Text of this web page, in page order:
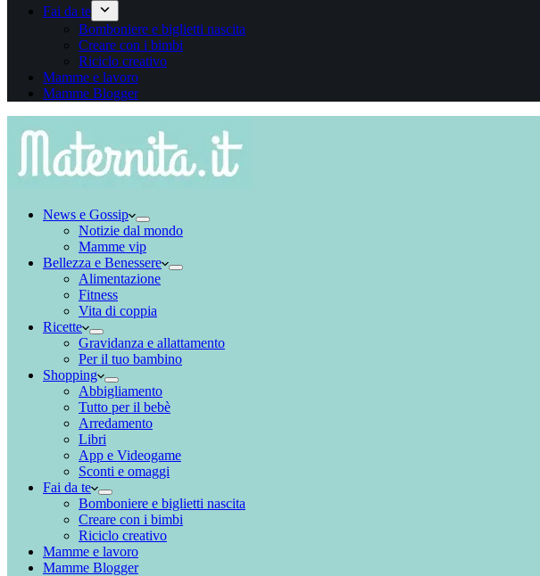
Fai da te
Bomboniere e biglietti nascita
Creare con i bimbi
Riciclo creativo
Mamme e lavoro
Mamme Blogger
News e Gossip
Notizie dal mondo
Mamme vip
Bellezza e Benessere
Alimentazione
Fitness
Vita di coppia
Ricette
Gravidanza e allattamento
Per il tuo bambino
Shopping
Abbigliamento
Tutto per il bebè
Arredamento
Libri
App e Videogame
Sconti e omaggi
Fai da te
Bomboniere e biglietti nascita
Creare con i bimbi
Riciclo creativo
Mamme e lavoro
Mamme Blogger